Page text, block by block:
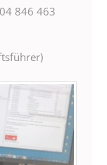
846 463